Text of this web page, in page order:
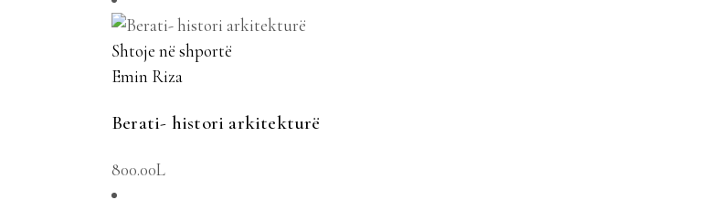
Shtoje në shportë
Emin Riza
Berati- histori arkitekturë
800.00L